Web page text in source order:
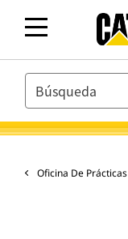
SEARCH
Oficina De